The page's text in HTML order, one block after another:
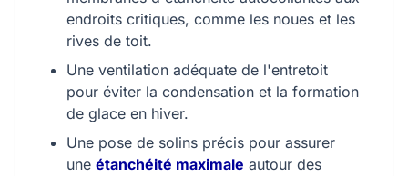
endroits critiques, comme les noues et les
rives de toit.
Une ventilation adéquate de l'entretoit
pour éviter la condensation et la formation
de glace en hiver.
Une pose de solins précis pour assurer
une étanchéité maximale autour des